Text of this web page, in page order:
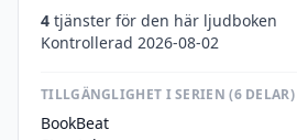
4 tjänster för den här ljudboken
Kontrollerad 2026-08-02
TILLGÄNGLIGHET I SERIEN (6 DELAR)
BookBeat